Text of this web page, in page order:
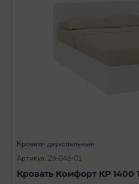
Кровати двухспальные
Артикул: 26-046-01
Кровать Комфорт КР 1400